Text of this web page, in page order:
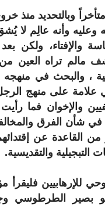
وبالتحديد منذ
وأنه عالِم لا
والإفتاء، ولكن
مالم تراه العين
، والبحث في
علامة على منهج
والإخوان فما
في شأن الفرق
القاعدة عن
والتقديسية.
للإرهابيين فليقرأ
بصير الطرطوسي